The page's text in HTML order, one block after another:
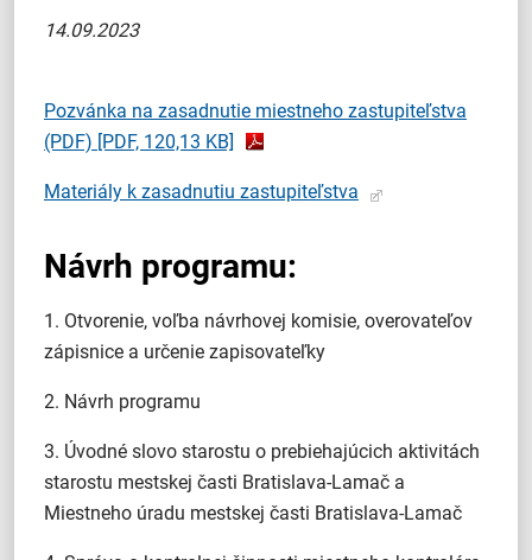
14.09.2023
Pozvánka na zasadnutie miestneho zastupiteľstva
(PDF) [PDF, 120,13 KB]
Materiály k zasadnutiu zastupiteľstva
Návrh programu:
1. Otvorenie, voľba návrhovej komisie, overovateľov
zápisnice a určenie zapisovateľky
2. Návrh programu
3. Úvodné slovo starostu o prebiehajúcich aktivitách
starostu mestskej časti Bratislava-Lamač a
Miestneho úradu mestskej časti Bratislava-Lamač